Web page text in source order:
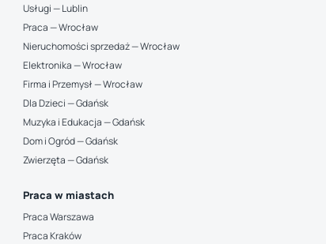
Usługi — Lublin
Praca — Wrocław
Nieruchomości sprzedaż — Wrocław
Elektronika — Wrocław
Firma i Przemysł — Wrocław
Dla Dzieci — Gdańsk
Muzyka i Edukacja — Gdańsk
Dom i Ogród — Gdańsk
Zwierzęta — Gdańsk
Praca w miastach
Praca Warszawa
Praca Kraków